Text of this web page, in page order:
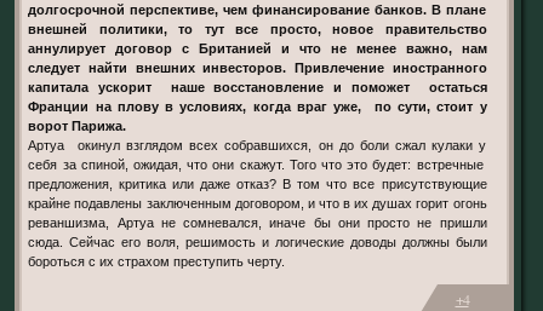
долгосрочной перспективе, чем финансирование банков. В плане
внешней политики, то тут все просто, новое правительство
аннулирует договор с Британией и что не менее важно, нам
следует найти внешних инвесторов. Привлечение иностранного
капитала ускорит наше восстановление и поможет остаться
Франции на плову в условиях, когда враг уже, по сути, стоит у
ворот Парижа.
Артуа окинул взглядом всех собравшихся, он до боли сжал кулаки у
себя за спиной, ожидая, что они скажут. Того что это будет: встречные
предложения, критика или даже отказ? В том что все присутствующие
крайне подавлены заключенным договором, и что в их душах горит огонь
реваншизма, Артуа не сомневался, иначе бы они просто не пришли
сюда. Сейчас его воля, решимость и логические доводы должны были
бороться с их страхом преступить черту.
+4